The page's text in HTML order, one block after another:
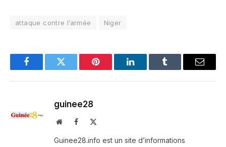
attaque contre l’armée Niger
FacebookTwitter Pinterest LinkedInTumblr Email
guinee28
WebsiteFacebook
Guinee28.info est un site d’informations